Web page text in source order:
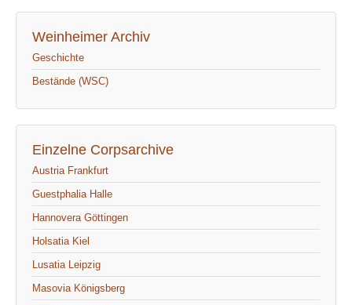
Weinheimer Archiv
Geschichte
Bestände (WSC)
Einzelne Corpsarchive
Austria Frankfurt
Guestphalia Halle
Hannovera Göttingen
Holsatia Kiel
Lusatia Leipzig
Masovia Königsberg